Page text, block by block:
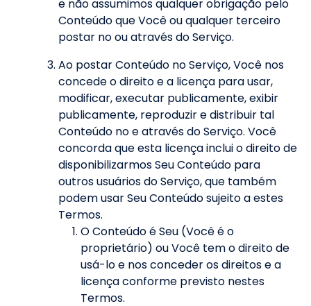
e não assumimos qualquer obrigação pelo
Conteúdo que Você ou qualquer terceiro
postar no ou através do Serviço.
Ao postar Conteúdo no Serviço, Você nos
concede o direito e a licença para usar,
modificar, executar publicamente, exibir
publicamente, reproduzir e distribuir tal
Conteúdo no e através do Serviço. Você
concorda que esta licença inclui o direito de
disponibilizarmos Seu Conteúdo para
outros usuários do Serviço, que também
podem usar Seu Conteúdo sujeito a estes
Termos.
O Conteúdo é Seu (Você é o
proprietário) ou Você tem o direito de
usá-lo e nos conceder os direitos e a
licença conforme previsto nestes
Termos.